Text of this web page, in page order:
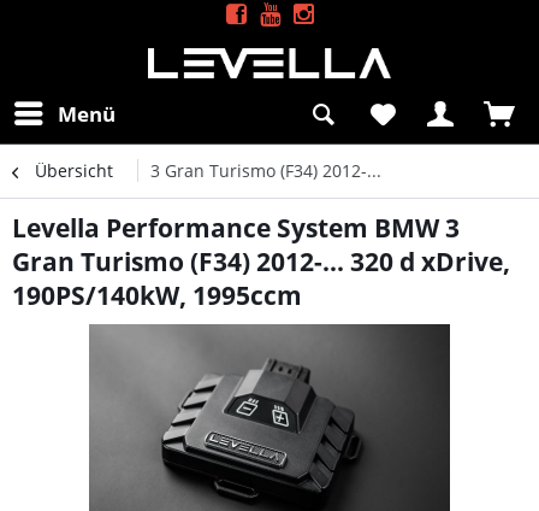
Menü
Übersicht 3 Gran Turismo (F34) 2012-...
Levella Performance System BMW 3
Gran Turismo (F34) 2012-... 320 d xDrive,
190PS/140kW, 1995ccm